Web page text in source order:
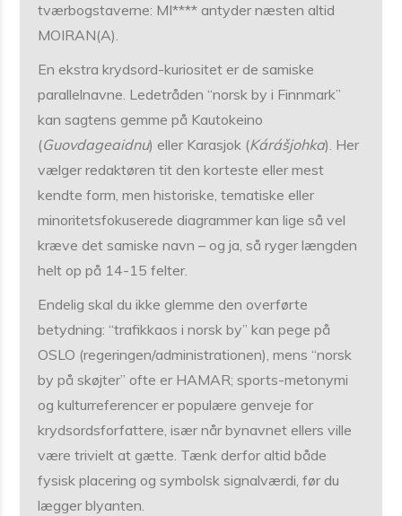
tværbogstaverne: MI**** antyder næsten altid
MOIRAN(A).
En ekstra krydsord-kuriositet er de samiske
parallelnavne. Ledetråden “norsk by i Finnmark”
kan sagtens gemme på Kautokeino
(Guovdageaidnu) eller Karasjok (Kárášjohka). Her
vælger redaktøren tit den korteste eller mest
kendte form, men historiske, tematiske eller
minoritets­fokuserede diagrammer kan lige så vel
kræve det samiske navn – og ja, så ryger længden
helt op på 14-15 felter.
Endelig skal du ikke glemme den overførte
betydning: “trafikkaos i norsk by” kan pege på
OSLO (regeringen/administrationen), mens “norsk
by på skøjter” ofte er HAMAR; sports-metonymi
og kulturreferencer er populære genveje for
krydsordsforfattere, især når bynavnet ellers ville
være trivielt at gætte. Tænk derfor altid både
fysisk placering og symbolsk signalværdi, før du
lægger blyanten.